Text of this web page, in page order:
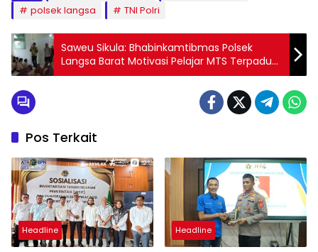
polsek langsa
TNI Polri
Saweu Sikula: Bhabinkamtibmas Polsek
Langsa Barat Motivasi Pelajar MTS Terpadu
Langsa
Pos Terkait
Headline Headline